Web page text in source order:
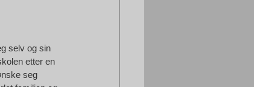
selv og sin
etter en
seg